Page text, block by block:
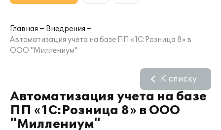
Главная
Внедрения
Автоматизация учета на базе ПП «1С:Розница 8» в
ООО "Миллениум"
Автоматизация учета на базе
ПП «1С:Розница 8» в ООО
"Миллениум"
К списку